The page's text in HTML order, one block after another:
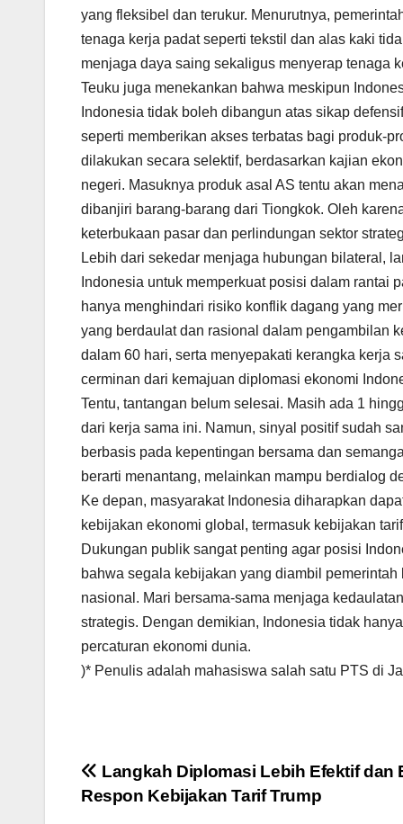
yang fleksibel dan terukur. Menurutnya,
tenaga kerja padat seperti tekstil dan alas kaki
menjaga daya saing sekaligus menyerap tenaga
Teuku juga menekankan bahwa meskipun
Indonesia tidak boleh dibangun atas sikap
seperti memberikan akses terbatas bagi produk-
dilakukan secara selektif, berdasarkan kajian
negeri. Masuknya produk asal AS tentu akan
dibanjiri barang-barang dari Tiongkok. Oleh
keterbukaan pasar dan perlindungan sektor
Lebih dari sekedar menjaga hubungan bilateral,
Indonesia untuk memperkuat posisi dalam
hanya menghindari risiko konflik dagang yang
yang berdaulat dan rasional dalam pengambilan
dalam 60 hari, serta menyepakati kerangka kerja
cerminan dari kemajuan diplomasi ekonomi
Tentu, tantangan belum selesai. Masih ada 1
dari kerja sama ini. Namun, sinyal positif sudah
berbasis pada kepentingan bersama dan
berarti menantang, melainkan mampu berdialog
Ke depan, masyarakat Indonesia diharapkan
kebijakan ekonomi global, termasuk kebijakan
Dukungan publik sangat penting agar posisi
bahwa segala kebijakan yang diambil
nasional. Mari bersama-sama menjaga
strategis. Dengan demikian, Indonesia tidak
percaturan ekonomi dunia.
)* Penulis adalah mahasiswa salah satu PTS di
Post
navigation
Langkah Diplomasi Lebih Efektif dan
Respon Kebijakan Tarif Trump